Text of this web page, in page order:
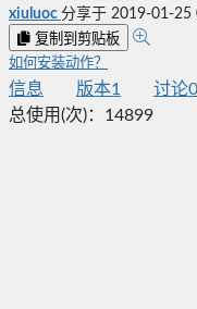
xiuluoc 分享于 2019-01-25
复制到剪贴板
如何安装动作？
信息 版本1 讨论0
总使用(次)： 14899